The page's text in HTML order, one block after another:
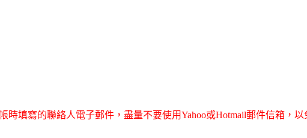
時填寫的聯絡人電子郵件，盡量不要使用Yahoo或Hotmail郵件信箱，